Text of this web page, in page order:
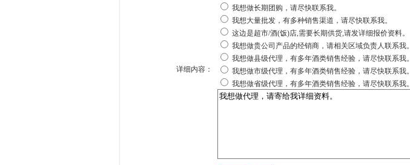
详细内容：
我想做长期团购，请尽快联系我。
我想大量批发，有多种销售渠道，请尽快联系我。
这边是超市/酒(饭)店,需要长期供货,请发详细报价资料。
我想做贵公司产品的经销商，请相关区域负责人联系我。
我想做县级代理，有多年酒类销售经验，请尽快联系我。
我想做市级代理，有多年酒类销售经验，请尽快联系我。
我想做省级代理，有多年酒类销售经验，请尽快联系我。